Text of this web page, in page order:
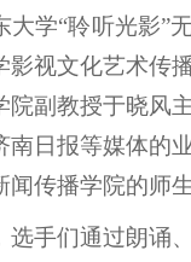
大学“聆听光影”
影视文化艺术传
院副教授于晓风
南日报等媒体的
传播学院的师
选手们通过朗诵